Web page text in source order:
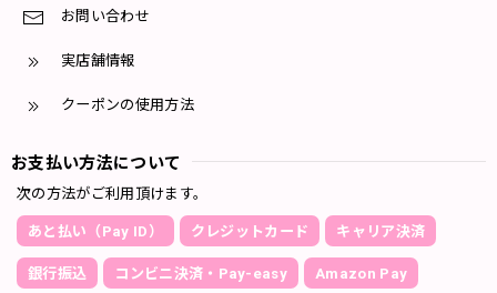
お問い合わせ
実店舗情報
クーポンの使用方法
お支払い方法について
次の方法がご利用頂けます。
あと払い（Pay ID） クレジットカード キャリア決済
銀行振込 コンビニ決済・Pay-easy Amazon Pay